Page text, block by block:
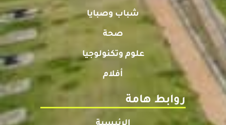
شباب وصبايا
صحة
علوم وتكنولوجيا
أفلام
روابط هامة